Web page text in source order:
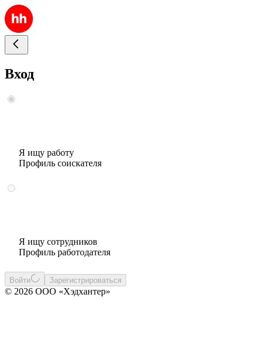
Вход
Я ищу работу
Профиль соискателя
Я ищу сотрудников
Профиль работодателя
Войти Зарегистрироваться
© 2026 ООО «Хэдхантер»